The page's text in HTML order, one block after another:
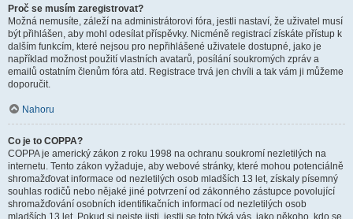
Proč se musím zaregistrovat?
Možná nemusíte, záleží na administrátorovi fóra, jestli nastaví, že uživatel musí
být přihlášen, aby mohl odesílat příspěvky. Nicméně registrací získáte přístup k
dalším funkcím, které nejsou pro nepřihlášené uživatele dostupné, jako je
například možnost použití vlastních avatarů, posílání soukromých zpráv a
emailů ostatním členům fóra atd. Registrace trvá jen chvíli a tak vám ji můžeme
doporučit.
Nahoru
Co je to COPPA?
COPPA je americký zákon z roku 1998 na ochranu soukromí nezletilých na
internetu. Tento zákon vyžaduje, aby webové stránky, které mohou potenciálně
shromažďovat informace od nezletilých osob mladších 13 let, získaly písemný
souhlas rodičů nebo nějaké jiné potvrzení od zákonného zástupce povolující
shromažďování osobních identifikačních informací od nezletilých osob
mladších 13 let. Pokud si nejste jisti, jestli se toto týká vás, jako někoho, kdo se